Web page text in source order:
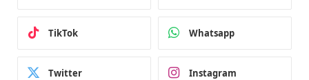
TikTok Whatsapp
Twitter Instagram